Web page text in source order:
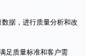
据，进行质量分析和改
足质量标准和客户需